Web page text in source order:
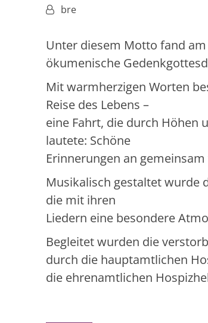
Von:bre
Unter diesem Motto fand
ökumenische
Mit warmherzigen Worten
Reise des Lebens –
eine Fahrt, die durch Höhen
lautete: Schöne
Erinnerungen an
Musikalisch gestaltet wurde
die mit ihren
Liedern eine besondere
Begleitet wurden die
durch die hauptamtlichen
die ehrenamtlichen